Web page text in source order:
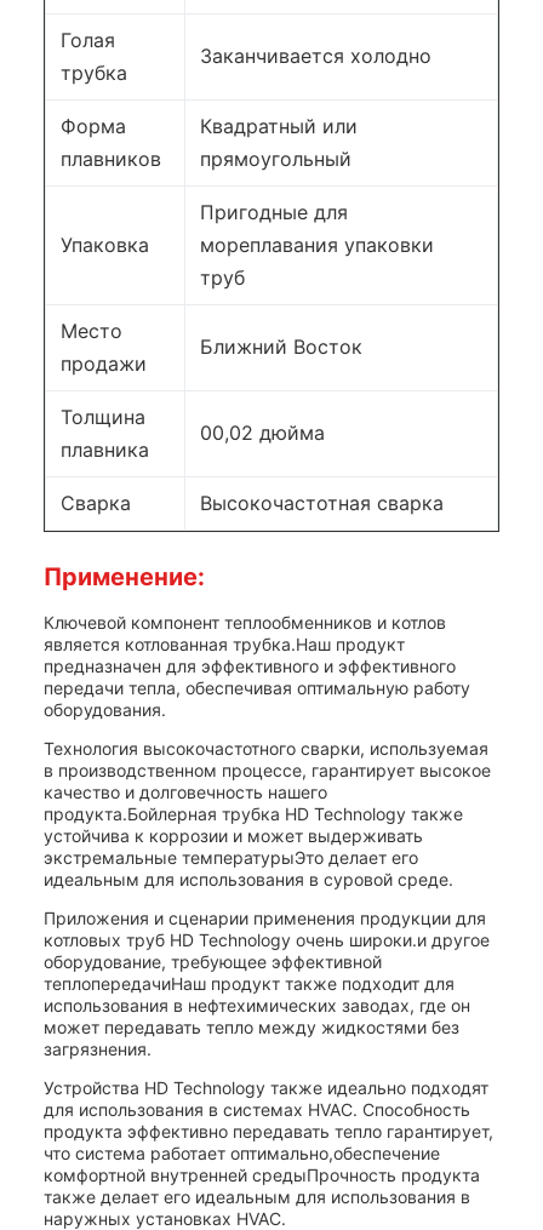
Голая
трубка
Заканчивается холодно
Форма
плавников
Квадратный или
прямоугольный
Упаковка
Пригодные для
мореплавания упаковки
труб
Место
продажи
Ближний Восток
Толщина
плавника
00,02 дюйма
Сварка Высокочастотная сварка
Применение:
Ключевой компонент теплообменников и котлов
является котлованная трубка.Наш продукт
предназначен для эффективного и эффективного
передачи тепла, обеспечивая оптимальную работу
оборудования.
Технология высокочастотного сварки, используемая
в производственном процессе, гарантирует высокое
качество и долговечность нашего
продукта.Бойлерная трубка HD Technology также
устойчива к коррозии и может выдерживать
экстремальные температурыЭто делает его
идеальным для использования в суровой среде.
Приложения и сценарии применения продукции для
котловых труб HD Technology очень широки.и другое
оборудование, требующее эффективной
теплопередачиНаш продукт также подходит для
использования в нефтехимических заводах, где он
может передавать тепло между жидкостями без
загрязнения.
Устройства HD Technology также идеально подходят
для использования в системах HVAC. Способность
продукта эффективно передавать тепло гарантирует,
что система работает оптимально,обеспечение
комфортной внутренней средыПрочность продукта
также делает его идеальным для использования в
наружных установках HVAC.